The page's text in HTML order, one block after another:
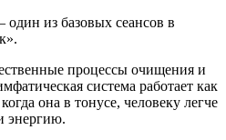
из базовых сеансов в
процессы очищения и
система работает как
она в тонусе, человеку легче
энергию.